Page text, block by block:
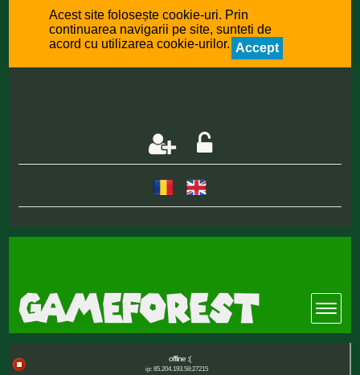
Acest site folosește cookie-uri. Prin
continuarea navigarii pe site, sunteti de
acord cu utilizarea cookie-urilor. Accept
offline :(
ip: 85.204.193.58:27215